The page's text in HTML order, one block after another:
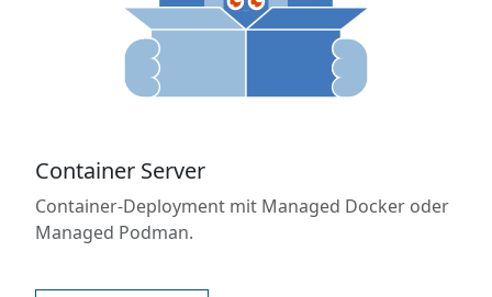
Container Server
Container-Deployment mit Managed Docker oder
Managed Podman.